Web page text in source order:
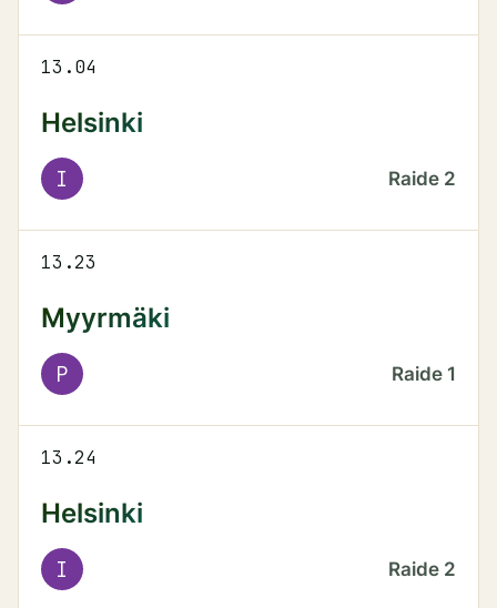
13.04
Helsinki
I Raide 2
13.23
Myyrmäki
P Raide 1
13.24
Helsinki
I Raide 2